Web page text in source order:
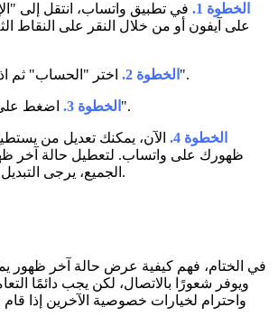
الخطوة 1.
في تطبيق واتساب، انتقل إلى
على آيفون أو من خلال النقر على النقاط
الخطوة 2. اختر "الحساب" ثم اذهب إلى "الخصوصية".
الخطوة 3. اضغط على "آخر ظهور واتصال".
الخطوة 4.
الآن، يمكنك تعديل من
ظهورك على واتساب. لتعطيل حالة آخر
الجميع، يرجى التبديل إلى خيار "لا أحد" هنا.
في الختام، فهم كيفية عرض حالة آخر ظهور
ويوفر شعورًا بالاتصال، لكن يجب دائمًا
واحترام لخيارات خصوصية الآخرين إذا قام